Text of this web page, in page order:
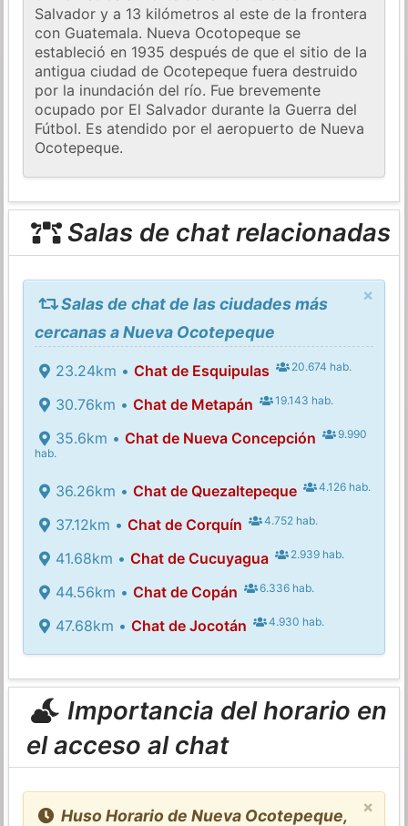
Salvador y a 13 kilómetros al este de la frontera
con Guatemala. Nueva Ocotopeque se
estableció en 1935 después de que el sitio de la
antigua ciudad de Ocotepeque fuera destruido
por la inundación del río. Fue brevemente
ocupado por El Salvador durante la Guerra del
Fútbol. Es atendido por el aeropuerto de Nueva
Ocotepeque.
Salas de chat relacionadas
×
Salas de chat de las ciudades más
cercanas a Nueva Ocotepeque
23.24km • Chat de Esquipulas 20.674 hab.
30.76km • Chat de Metapán 19.143 hab.
35.6km • Chat de Nueva Concepción
9.990
hab.
36.26km • Chat de Quezaltepeque 4.126 hab.
37.12km • Chat de Corquín 4.752 hab.
41.68km • Chat de Cucuyagua 2.939 hab.
44.56km • Chat de Copán 6.336 hab.
47.68km • Chat de Jocotán 4.930 hab.
Importancia del horario en
el acceso al chat
×
Huso Horario de Nueva Ocotepeque,